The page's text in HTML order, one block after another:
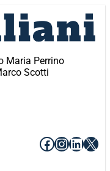
Maria Perrino
Scotti
Facebook
X